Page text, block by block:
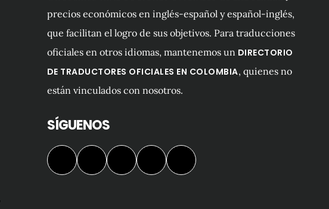
precios económicos en inglés-español y español-inglés,
que facilitan el logro de sus objetivos. Para traducciones
oficiales en otros idiomas, mantenemos un DIRECTORIO
DE TRADUCTORES OFICIALES EN COLOMBIA, quienes no
están vinculados con nosotros.
SÍGUENOS